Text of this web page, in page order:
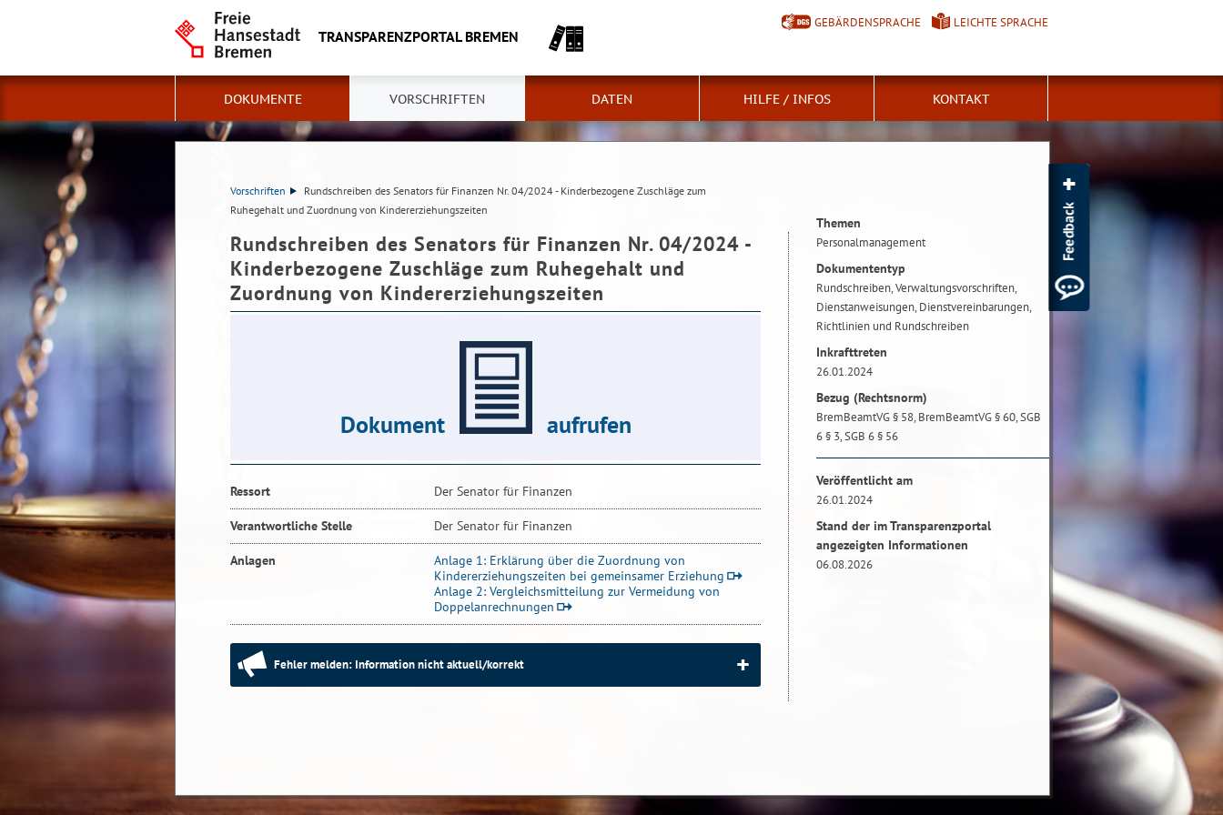
TRANSPARENZPORTAL BREMEN
GEBÄRDENSPRACHE LEICHTE SPRACHE
DOKUMENTE VORSCHRIFTEN DATEN HILFE / INFOS KONTAKT
Vorschriften
Rundschreiben des Senators für Finanzen Nr. 04/2024 - Kinderbezogene Zuschläge zum
Ruhegehalt und Zuordnung von Kindererziehungszeiten
Rundschreiben des Senators für Finanzen Nr. 04/2024 -
Kinderbezogene Zuschläge zum Ruhegehalt und
Zuordnung von Kindererziehungszeiten
Dokument aufrufen
Ressort Der Senator für Finanzen
Verantwortliche Stelle Der Senator für Finanzen
Anlagen
Anlage 1: Erklärung über die Zuordnung von
Kindererziehungszeiten bei gemeinsamer Erziehung
Anlage 2: Vergleichsmitteilung zur Vermeidung von
Doppelanrechnungen
Fehler melden: Information nicht aktuell/korrekt
Themen
Personalmanagement
Dokumententyp
Rundschreiben, Verwaltungsvorschriften,
Dienstanweisungen, Dienstvereinbarungen,
Richtlinien und Rundschreiben
Inkrafttreten
26.01.2024
Bezug (Rechtsnorm)
BremBeamtVG § 58, BremBeamtVG § 60, SGB
6 § 3, SGB 6 § 56
Veröffentlicht am
26.01.2024
Stand der im Transparenzportal
angezeigten Informationen
06.08.2026